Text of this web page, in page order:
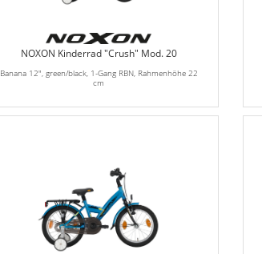
NOXON Kinderrad "Crush" Mod. 20
Banana 12", green/black, 1-Gang RBN, Rahmenhöhe 22
cm